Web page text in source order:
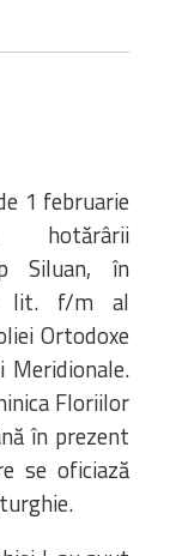
1 februarie
Siluan, în
lit. f/m al
Ortodoxe
Meridionale.
Floriilor
în prezent
se oficiază